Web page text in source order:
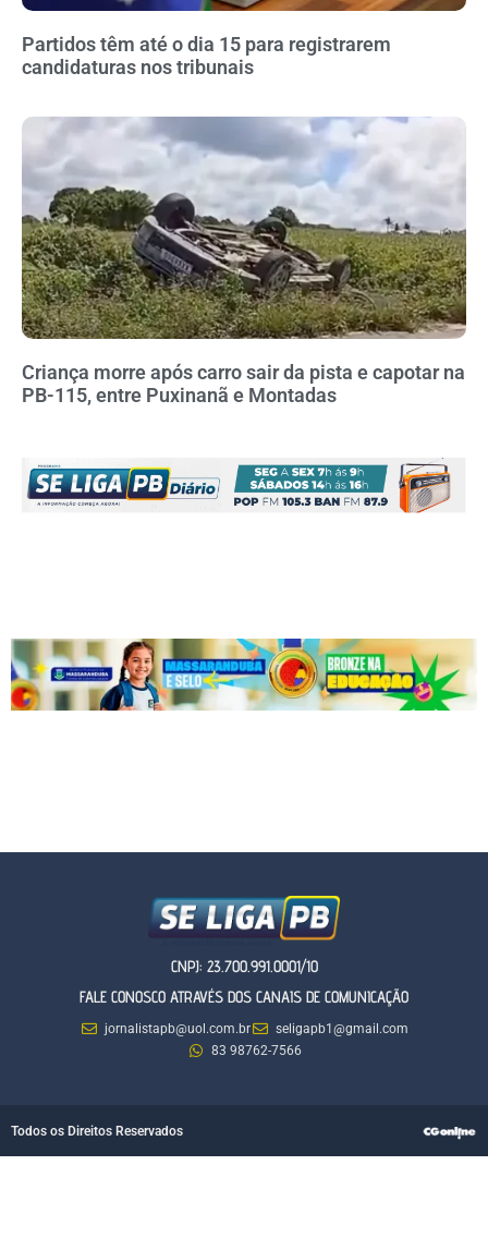
Partidos têm até o dia 15 para registrarem
candidaturas nos tribunais
Criança morre após carro sair da pista e capotar na
PB-115, entre Puxinanã e Montadas
CNPJ: 23.700.991.0001/10
FALE CONOSCO ATRAVÉS DOS CANAIS DE COMUNICAÇÃO
jornalistapb@uol.com.br
seligapb1@gmail.com
83 98762-7566
Todos os Direitos Reservados